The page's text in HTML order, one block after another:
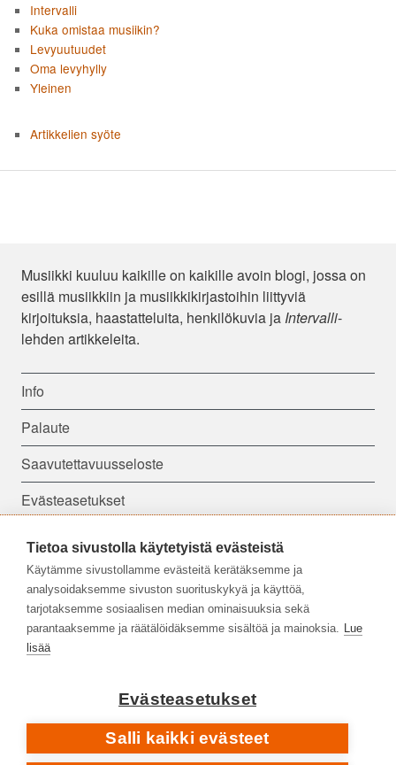
Intervalli
Kuka omistaa musiikin?
Levyuutuudet
Oma levyhylly
Yleinen
Artikkelien syöte
Musiikki kuuluu kaikille on kaikille avoin blogi, jossa on
esillä musiikkiin ja musiikkikirjastoihin liittyviä
kirjoituksia, haastatteluita, henkilökuvia ja Intervalli-
lehden artikkeleita.
Info
Palaute
Saavutettavuusseloste
Evästeasetukset
Seuraa meitä:
Tietoa sivustolla käytetyistä evästeistä
Käytämme sivustollamme evästeitä kerätäksemme ja
analysoidaksemme sivuston suorituskykyä ja käyttöä,
tarjotaksemme sosiaalisen median ominaisuuksia sekä
parantaaksemme ja räätälöidäksemme sisältöä ja mainoksia. Lue
lisää
Evästeasetukset
Salli kaikki evästeet